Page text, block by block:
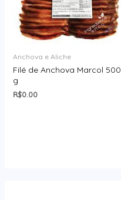
Anchova e Aliche
Filé de Anchova Marcol 500
g
R$0.00